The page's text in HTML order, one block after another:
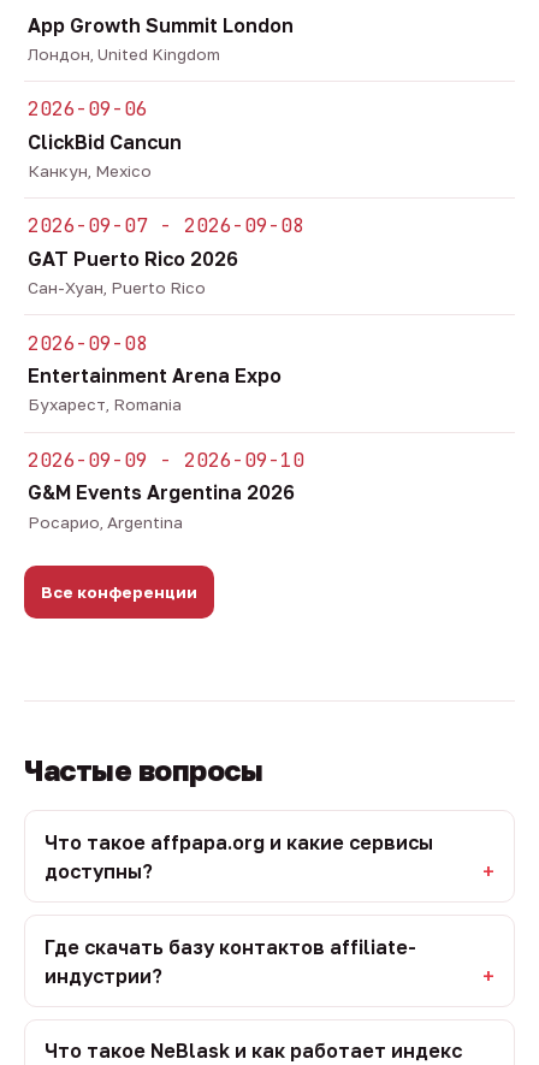
App Growth Summit London
Лондон, United Kingdom
2026-09-06
ClickBid Cancun
Канкун, Mexico
2026-09-07 - 2026-09-08
GAT Puerto Rico 2026
Сан-Хуан, Puerto Rico
2026-09-08
Entertainment Arena Expo
Бухарест, Romania
2026-09-09 - 2026-09-10
G&M Events Argentina 2026
Росарио, Argentina
Все конференции
Частые вопросы
Что такое affpapa.org и какие сервисы
доступны?
Где скачать базу контактов affiliate-
индустрии?
Что такое NeBlask и как работает индекс